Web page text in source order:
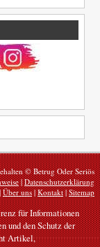
© Betrug Oder Seriös
|Datenschutzerklärung
Über uns|Kontakt|Sitemap
für Informationen
und den Schutz der
Artikel,